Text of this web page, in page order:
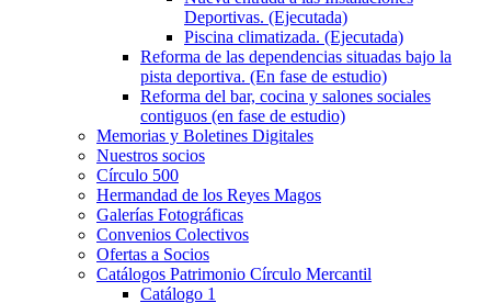
Deportivas. (Ejecutada)
Piscina climatizada. (Ejecutada)
Reforma de las dependencias situadas bajo la
pista deportiva. (En fase de estudio)
Reforma del bar, cocina y salones sociales
contiguos (en fase de estudio)
Memorias y Boletines Digitales
Nuestros socios
Círculo 500
Hermandad de los Reyes Magos
Galerías Fotográficas
Convenios Colectivos
Ofertas a Socios
Catálogos Patrimonio Círculo Mercantil
Catálogo 1